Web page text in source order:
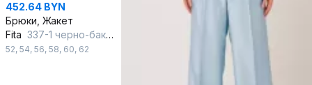
452.64 BYN
Брюки, Жакет
Fita 337-1 черно-баклажановый
52, 54, 56, 58, 60, 62